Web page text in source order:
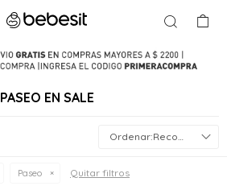
PASEO EN SALE
Recomendados
Paseo Quitar filtros